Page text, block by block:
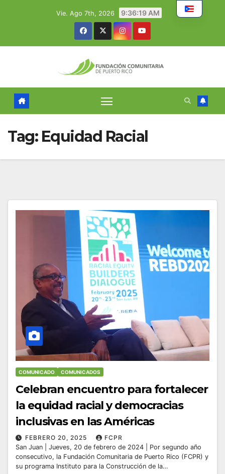
Vie. Ago 7th, 2026 9:36:20 AM
Tag: Equidad Racial
COMUNICADO COMUNICADOS
Celebran encuentro para fortalecer
la equidad racial y democracias
inclusivas en las Américas
FEBRERO 20, 2025
FCPR
San Juan | Jueves, 20 de febrero de 2024 | Por segundo año
consecutivo, la Fundación Comunitaria de Puerto Rico (FCPR) y
su programa Instituto para la Construcción de la…